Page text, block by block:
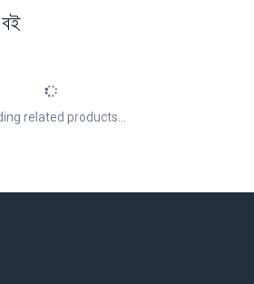
related products...